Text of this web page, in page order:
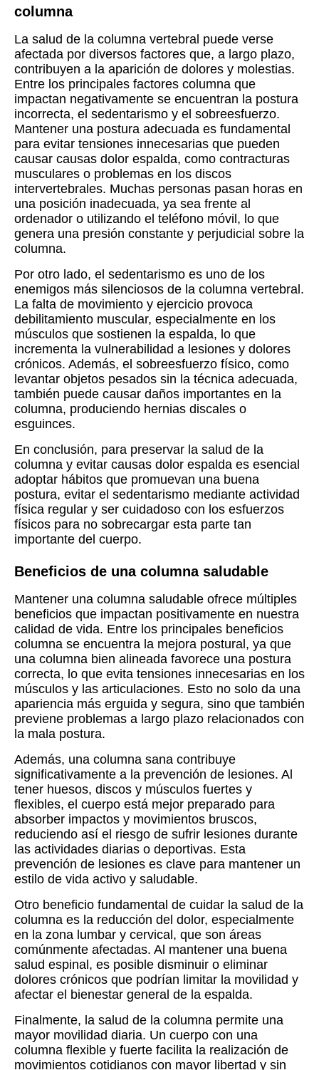
columna
La salud de la columna vertebral puede verse
afectada por diversos factores que, a largo plazo,
contribuyen a la aparición de dolores y molestias.
Entre los principales factores columna que
impactan negativamente se encuentran la postura
incorrecta, el sedentarismo y el sobreesfuerzo.
Mantener una postura adecuada es fundamental
para evitar tensiones innecesarias que pueden
causar causas dolor espalda, como contracturas
musculares o problemas en los discos
intervertebrales. Muchas personas pasan horas en
una posición inadecuada, ya sea frente al
ordenador o utilizando el teléfono móvil, lo que
genera una presión constante y perjudicial sobre la
columna.
Por otro lado, el sedentarismo es uno de los
enemigos más silenciosos de la columna vertebral.
La falta de movimiento y ejercicio provoca
debilitamiento muscular, especialmente en los
músculos que sostienen la espalda, lo que
incrementa la vulnerabilidad a lesiones y dolores
crónicos. Además, el sobreesfuerzo físico, como
levantar objetos pesados sin la técnica adecuada,
también puede causar daños importantes en la
columna, produciendo hernias discales o
esguinces.
En conclusión, para preservar la salud de la
columna y evitar causas dolor espalda es esencial
adoptar hábitos que promuevan una buena
postura, evitar el sedentarismo mediante actividad
física regular y ser cuidadoso con los esfuerzos
físicos para no sobrecargar esta parte tan
importante del cuerpo.
Beneficios de una columna saludable
Mantener una columna saludable ofrece múltiples
beneficios que impactan positivamente en nuestra
calidad de vida. Entre los principales beneficios
columna se encuentra la mejora postural, ya que
una columna bien alineada favorece una postura
correcta, lo que evita tensiones innecesarias en los
músculos y las articulaciones. Esto no solo da una
apariencia más erguida y segura, sino que también
previene problemas a largo plazo relacionados con
la mala postura.
Además, una columna sana contribuye
significativamente a la prevención de lesiones. Al
tener huesos, discos y músculos fuertes y
flexibles, el cuerpo está mejor preparado para
absorber impactos y movimientos bruscos,
reduciendo así el riesgo de sufrir lesiones durante
las actividades diarias o deportivas. Esta
prevención de lesiones es clave para mantener un
estilo de vida activo y saludable.
Otro beneficio fundamental de cuidar la salud de la
columna es la reducción del dolor, especialmente
en la zona lumbar y cervical, que son áreas
comúnmente afectadas. Al mantener una buena
salud espinal, es posible disminuir o eliminar
dolores crónicos que podrían limitar la movilidad y
afectar el bienestar general de la espalda.
Finalmente, la salud de la columna permite una
mayor movilidad diaria. Un cuerpo con una
columna flexible y fuerte facilita la realización de
movimientos cotidianos con mayor libertad y sin